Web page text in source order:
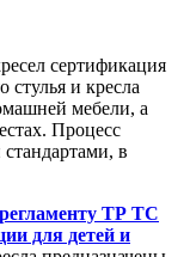
сертификация
стулья и кресла
мебели, а
Процесс
в
ТР ТС
для детей и